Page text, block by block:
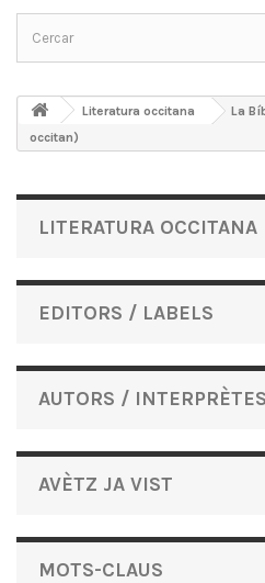
Literatura occitana
La
occitan)
LITERATURA OCCITANA
EDITORS / LABELS
AUTORS / INTERPRÈTES
AVÈTZ JA VIST
MOTS-CLAUS